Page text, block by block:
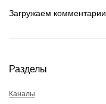
Загружаем
Разделы
Каналы